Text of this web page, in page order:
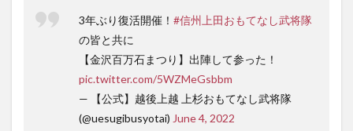
3年ぶり復活開催！ #信州上田おもてなし武将隊
の皆と共に
【金沢百万石まつり】出陣して参った！
pic.twitter.com/5WZMeGsbbm
— 【公式】越後上越 上杉おもてなし武将隊
(@uesugibusyotai) June 4, 2022